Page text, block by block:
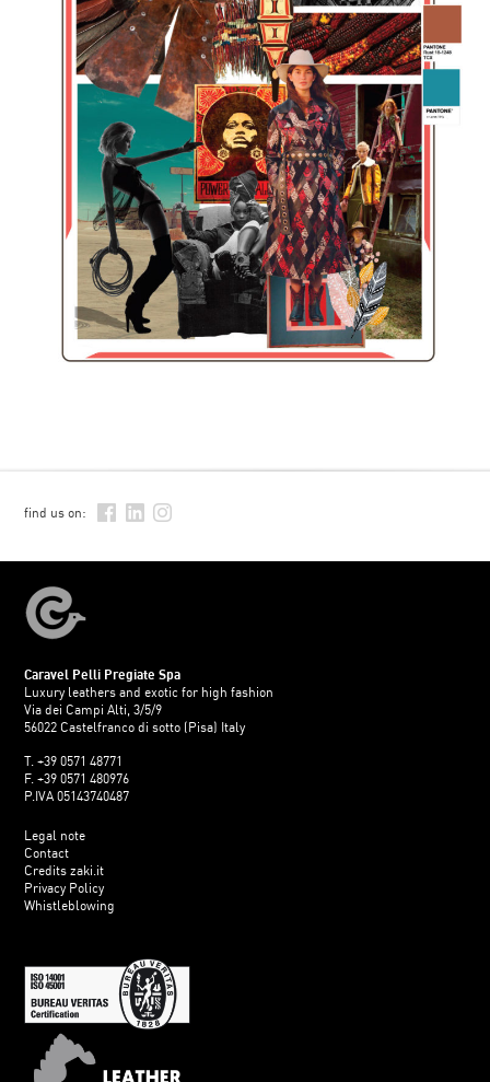
find us on:
Caravel Pelli Pregiate Spa
Luxury leathers and exotic for high fashion
Via dei Campi Alti, 3/5/9
56022 Castelfranco di sotto (Pisa) Italy
T. +39 0571 48771
F. +39 0571 480976
P.IVA 05143740487
Legal note
Contact
Credits zaki.it
Privacy Policy
Whistleblowing